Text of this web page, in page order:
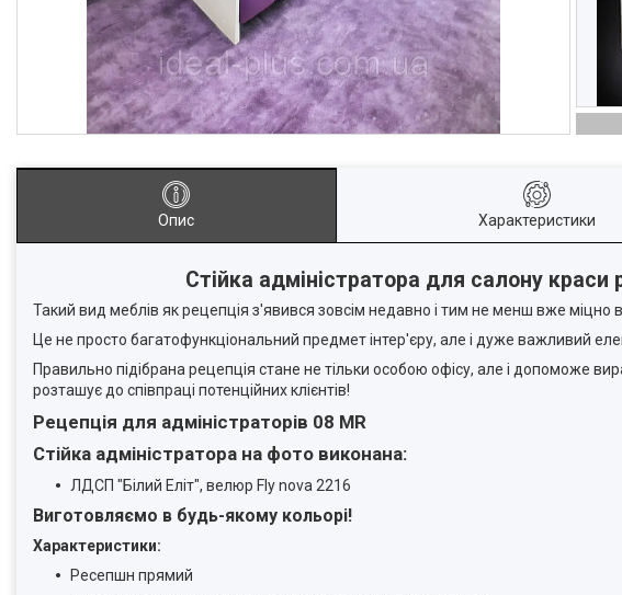
Опис Характеристики
Стійка адміністратора для салону
Такий вид меблів як рецепція з'явився зовсім недавно і тим не менш вже
Це не просто багатофункціональний предмет інтер'єру, але і дуже важливий
Правильно підібрана рецепція стане не тільки особою офісу, але і допоможе
розташує до співпраці потенційних клієнтів!
Рецепція для адміністраторів 08 MR
Стійка адміністратора на фото виконана:
ЛДСП "Білий Еліт", велюр Fly nova 2216
Виготовляємо в будь-якому кольорі!
Характеристики:
Ресепшн прямий